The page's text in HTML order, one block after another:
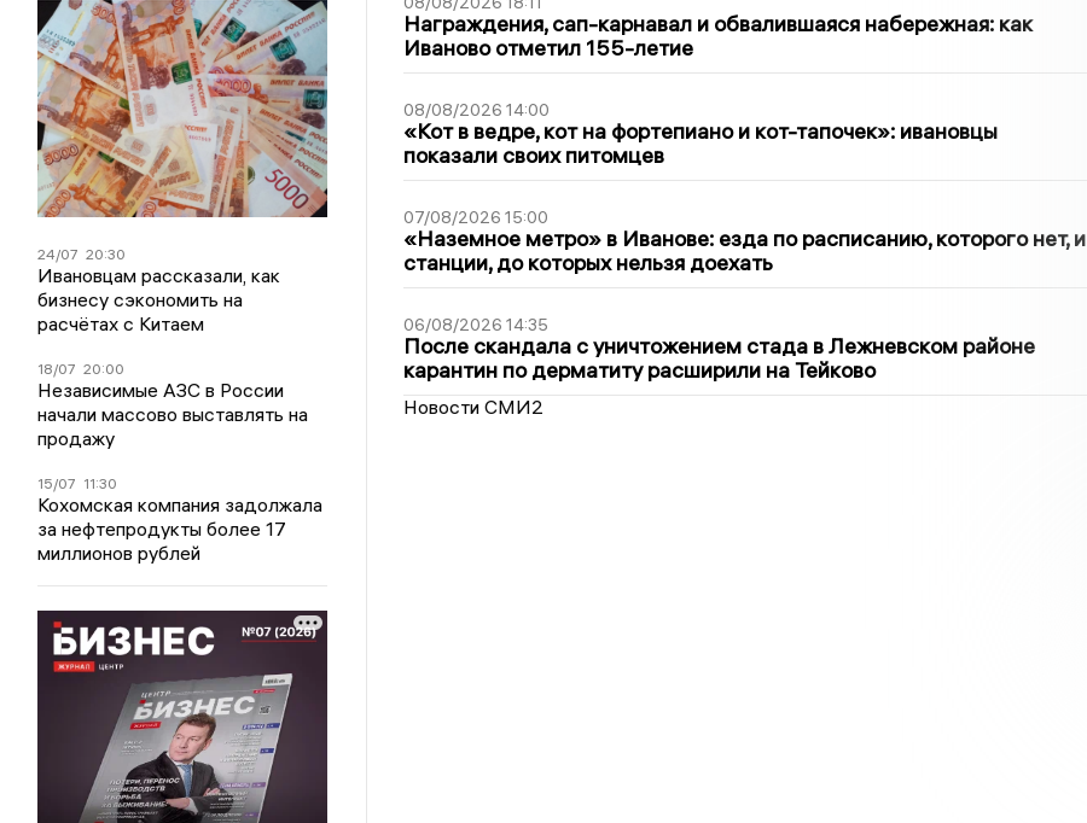
24/07 20:30
Ивановцам рассказали, как
бизнесу сэкономить на
расчётах с Китаем
18/07 20:00
Независимые АЗС в России
начали массово выставлять на
продажу
15/07 11:30
Кохомская компания задолжала
за нефтепродукты более 17
миллионов рублей
Награждения, сап-карнавал и обвалившаяся набережная: как
Иваново отметил 155-летие
08/08/2026 14:00
«Кот в ведре, кот на фортепиано и кот-тапочек»: ивановцы
показали своих питомцев
07/08/2026 15:00
«Наземное метро» в Иванове: езда по расписанию, которого нет, и
станции, до которых нельзя доехать
06/08/2026 14:35
После скандала с уничтожением стада в Лежневском районе
карантин по дерматиту расширили на Тейково
Новости СМИ2